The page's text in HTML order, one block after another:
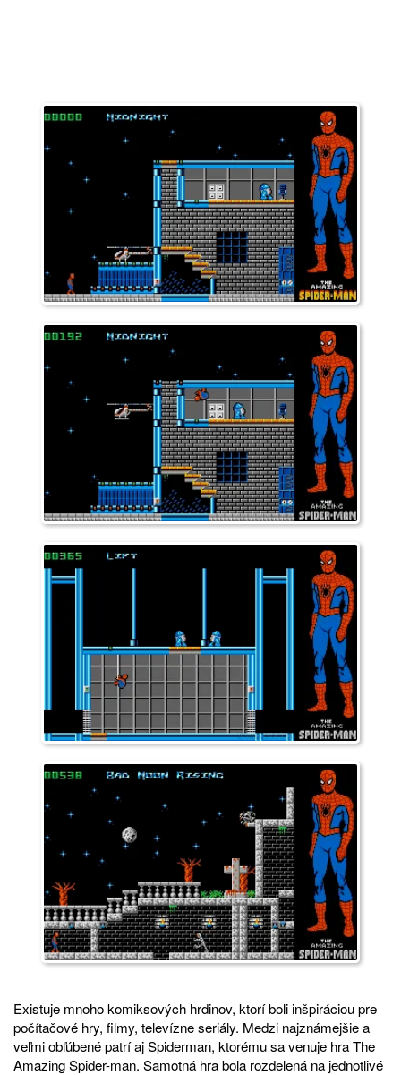
Existuje mnoho komiksových hrdinov, ktorí boli inšpiráciou pre
počítačové hry, filmy, televízne seriály. Medzi najznámejšie a
veľmi obľúbené patrí aj Spiderman, ktorému sa venuje hra The
Amazing Spider-man. Samotná hra bola rozdelená na jednotlivé